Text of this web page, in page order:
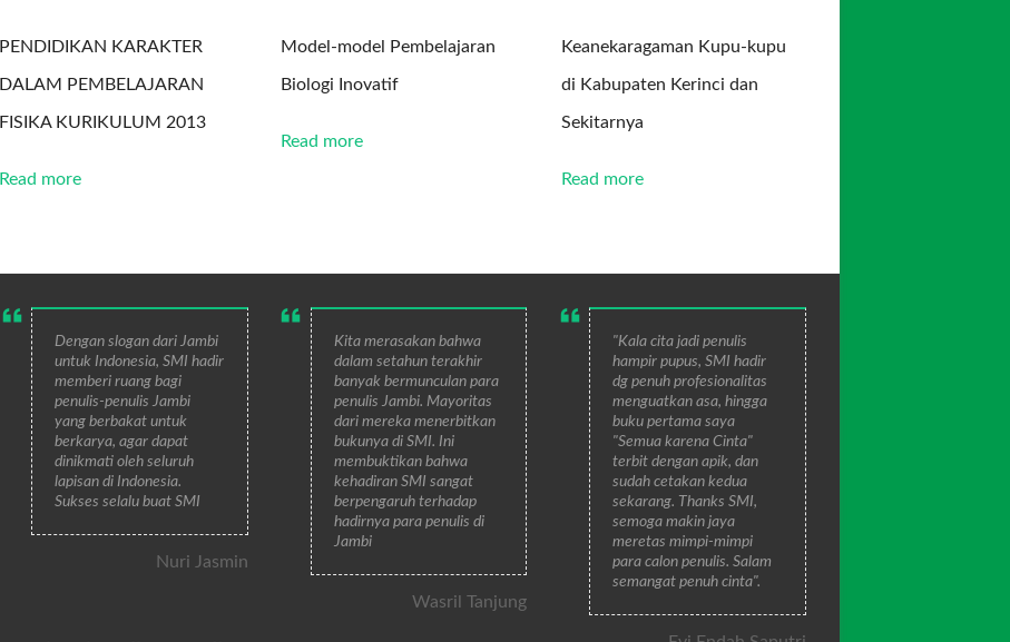
PENDIDIKAN KARAKTER
DALAM PEMBELAJARAN
FISIKA KURIKULUM 2013
Read more
Model-model Pembelajaran
Biologi Inovatif
Read more
Keanekaragaman Kupu-kupu
di Kabupaten Kerinci dan
Sekitarnya
Read more
Dengan slogan dari Jambi
untuk Indonesia, SMI hadir
memberi ruang bagi
penulis-penulis Jambi
yang berbakat untuk
berkarya, agar dapat
dinikmati oleh seluruh
lapisan di Indonesia.
Sukses selalu buat SMI
Nuri Jasmin
Kita merasakan bahwa
dalam setahun terakhir
banyak bermunculan para
penulis Jambi. Mayoritas
dari mereka menerbitkan
bukunya di SMI. Ini
membuktikan bahwa
kehadiran SMI sangat
berpengaruh terhadap
hadirnya para penulis di
Jambi
Wasril Tanjung
"Kala cita jadi penulis
hampir pupus, SMI hadir
dg penuh profesionalitas
menguatkan asa, hingga
buku pertama saya
"Semua karena Cinta"
terbit dengan apik, dan
sudah cetakan kedua
sekarang. Thanks SMI,
semoga makin jaya
meretas mimpi-mimpi
para calon penulis. Salam
semangat penuh cinta".